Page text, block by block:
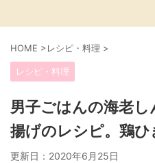
HOME >レシピ・料理 >
レシピ・料理
男子ごはんの海老
揚げのレシピ。鶏ひ
更新日： 2020年6月25日